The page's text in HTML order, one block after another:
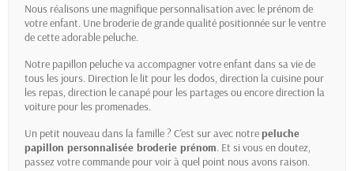
Nous réalisons une magnifique personnalisation avec le prénom de
votre enfant. Une broderie de grande qualité positionnée sur le ventre
de cette adorable peluche.
Notre papillon peluche va accompagner votre enfant dans sa vie de
tous les jours. Direction le lit pour les dodos, direction la cuisine pour
les repas, direction le canapé pour les partages ou encore direction la
voiture pour les promenades.
Un petit nouveau dans la famille ? C'est sur avec notre peluche
papillon personnalisée broderie prénom . Et si vous en doutez,
passez votre commande pour voir à quel point nous avons raison.